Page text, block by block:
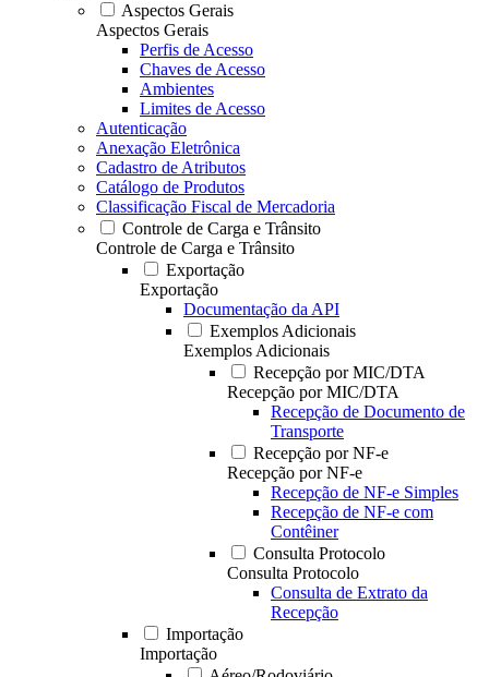
Aspectos Gerais
Aspectos Gerais
Perfis de Acesso
Chaves de Acesso
Ambientes
Limites de Acesso
Autenticação
Anexação Eletrônica
Cadastro de Atributos
Catálogo de Produtos
Classificação Fiscal de Mercadoria
Controle de Carga e Trânsito
Controle de Carga e Trânsito
Exportação
Exportação
Documentação da API
Exemplos Adicionais
Exemplos Adicionais
Recepção por MIC/DTA
Recepção por MIC/DTA
Recepção de Documento de
Transporte
Recepção por NF-e
Recepção por NF-e
Recepção de NF-e Simples
Recepção de NF-e com
Contêiner
Consulta Protocolo
Consulta Protocolo
Consulta de Extrato da
Recepção
Importação
Importação